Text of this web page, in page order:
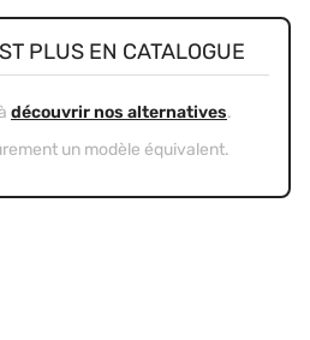
PLUS EN CATALOGUE
découvrir nos alternatives.
un modèle équivalent.